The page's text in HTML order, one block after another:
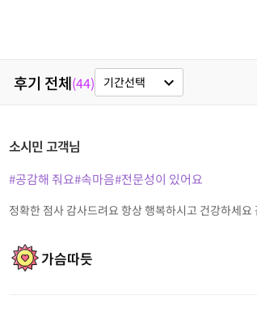
후기 전체(44) 기간선택 expand_more
소시민고객님
#공감해 줘요#속마음#전문성이 있어요
정확한 점사 감사드려요 항상 행복하시고 건강하세요
가슴따듯